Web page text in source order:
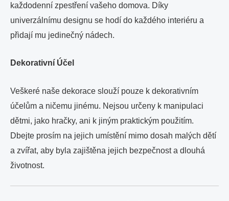
každodenní zpestření vašeho domova. Díky
univerzálnímu designu se hodí do každého interiéru a
přidají mu jedinečný nádech.
Dekorativní Účel
Veškeré naše dekorace slouží pouze k dekorativním
účelům a ničemu jinému. Nejsou určeny k manipulaci
dětmi, jako hračky, ani k jiným praktickým použitím.
Dbejte prosím na jejich umístění mimo dosah malých dětí
a zvířat, aby byla zajištěna jejich bezpečnost a dlouhá
životnost.